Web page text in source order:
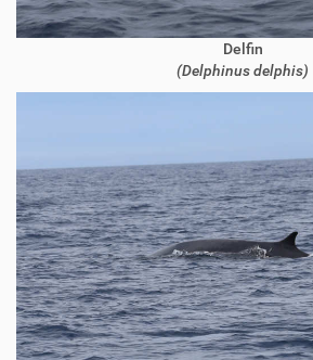
Delfin
(Delphinus delphis)